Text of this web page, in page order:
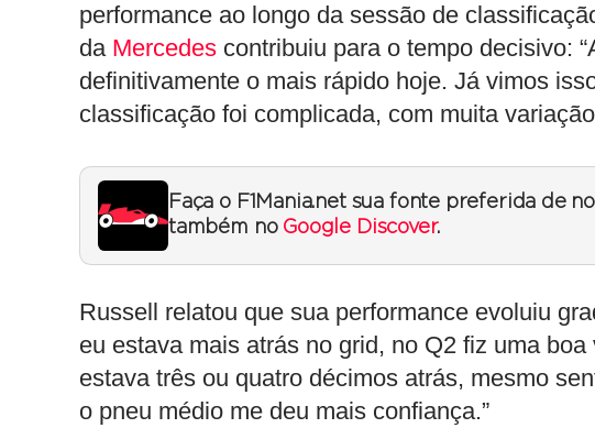
performance ao longo da sessão de
da Mercedes contribuiu para o tempo decisivo:
definitivamente o mais rápido hoje. Já vimos
classificação foi complicada, com muita
Faça o F1Mania.net sua fonte preferida de
também no Google Discover.
Russell relatou que sua performance evoluiu
eu estava mais atrás no grid, no Q2 fiz uma
estava três ou quatro décimos atrás, mesmo
o pneu médio me deu mais confiança.”